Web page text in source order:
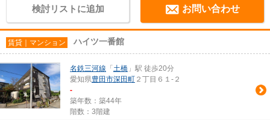
検討リストに追加 お問い合わせ
賃貸｜マンション ハイツ一番館
名鉄三河線 「 土橋 」駅 徒歩20分
愛知県豊田市深田町 ２丁目６１-２
-
築年数：築44年
階数：3階建